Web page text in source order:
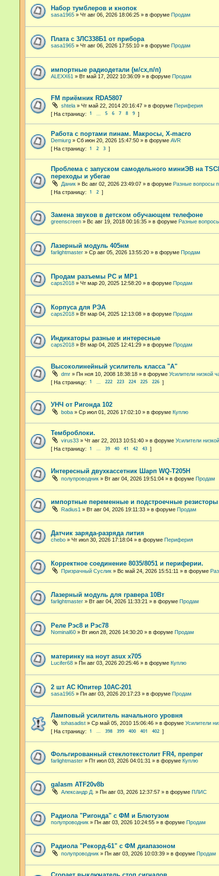
Набор тумблеров и кнопок
sasa1965 » Чт авг 06, 2026 18:06:25 » в форуме Продам
Плата с 3ЛС338Б1 от прибора
sasa1965 » Чт авг 06, 2026 17:55:10 » в форуме Продам
импортные радиодетали (м/сх,п/п)
ALEXX61 » Вт май 17, 2022 10:36:09 » в форуме Продам
FM приёмник RDA5807
shtela » Чт май 22, 2014 20:16:47 » в форуме Периферия
1 5 6 7 8 9
Работа с портами пинам. Макросы, X-macro
Demiurg » Сб июн 20, 2026 15:47:50 » в форуме AVR
1 2 3
Проблема с запуском самодельного миниЭВ на
переходы и убегае
Даник » Вс авг 02, 2026 23:49:07 » в форуме Разные вопросы
1 2
Замена звуков в детском обучающем телефоне
greenscreen » Вс авг 19, 2018 00:16:35 » в форуме Разные
Лазерный модуль 405нм
farlightmaster » Ср авг 05, 2026 13:55:20 » в форуме Продам
Продам разъемы РС и МР1
caps2018 » Чт мар 20, 2025 12:58:20 » в форуме Продам
Корпуса для РЭА
caps2018 » Вт мар 04, 2025 12:13:08 » в форуме Продам
Индикаторы разные и интересные
caps2018 » Вт мар 04, 2025 12:41:29 » в форуме Продам
Высоколинейный усилитель класса "А"
dmr » Пн ноя 10, 2008 18:38:18 » в форуме Усилители низкой
1 222 223 224 225 226
УНЧ от Ригонда 102
boba » Ср июл 01, 2026 17:02:10 » в форуме Куплю
Темброблоки.
virus33 » Чт авг 22, 2013 10:51:40 » в форуме Усилители
1 … 39 40 41 42 43
Интересный двухкассетник Шарп WQ-T205H
полупроводник » Вт авг 04, 2026 19:51:04 » в форуме Продам
импортные переменные и подстроечные резисторы
Radius1 » Вт авг 04, 2026 19:11:33 » в форуме Продам
Датчик заряда-разряда лития
chebo » Чт июл 30, 2026 17:18:04 » в форуме Периферия
Корректное соединение 8035/8051 и периферии.
Призрачный Суслик » Вс май 24, 2026 15:51:11 » в форуме
Лазерный модуль для гравера 10Вт
farlightmaster » Вт авг 04, 2026 11:33:21 » в форуме Продам
Реле Рэс8 и Рэс78
Nominal60 » Вт июл 28, 2026 14:30:20 » в форуме Продам
материнку на ноут asux x705
Lucifer68 » Пн авг 03, 2026 20:25:46 » в форуме Куплю
2 шт АС Юпитер 10АС-201
sasa1965 » Пн авг 03, 2026 20:17:23 » в форуме Продам
Ламповый усилитель начального уровня
tohasadist » Ср май 05, 2010 15:06:46 » в форуме Усилители
1 … 398 399 400 401 402
Фольгированный стеклотекстолит FR4, препрег
farlightmaster » Пт июл 03, 2026 04:01:31 » в форуме Куплю
galasm ATF20v8b
Александр Д. » Пн авг 03, 2026 12:37:57 » в форуме ПЛИС
Радиола "Ригонда" с ФМ и Блютузом
полупроводник » Пн авг 03, 2026 10:24:55 » в форуме Продам
Радиола "Рекорд-61" с ФМ диапазоном
полупроводник » Пн авг 03, 2026 10:03:39 » в форуме Продам